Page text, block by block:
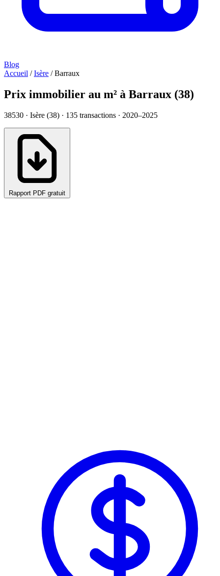
Blog
Accueil / Isère / Barraux
Prix immobilier au m² à Barraux (38)
38530 · Isère (38) · 135 transactions · 2020–2025
Rapport PDF gratuit